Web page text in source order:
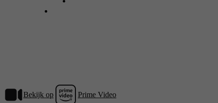
Bekijk op Prime Video